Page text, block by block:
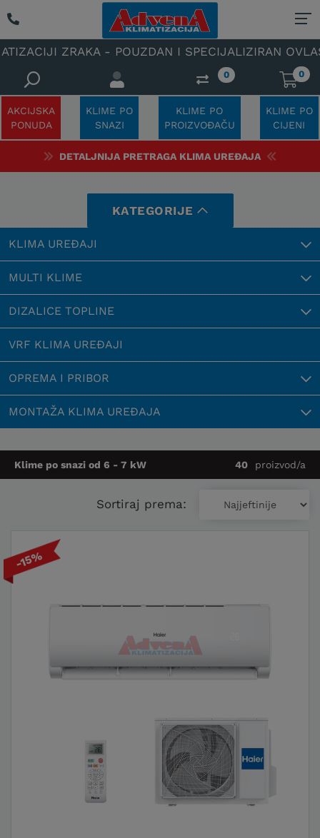
POUZDAN I SPECIJALIZIRAN OVLAŠTENI SERVIS
0 0
AKCIJSKA
PONUDA
KLIME PO
SNAZI
KLIME PO
PROIZVOĐAČU
KLIME PO
CIJENI
DETALJNIJA PRETRAGA KLIMA UREĐAJA
KATEGORIJE
KLIMA UREĐAJI
MULTI KLIME
DIZALICE TOPLINE
VRF KLIMA UREĐAJI
OPREMA I PRIBOR
MONTAŽA KLIMA UREĐAJA
Klime po snazi od 6 - 7 kW 40 proizvod/a
Sortiraj prema:
-15%